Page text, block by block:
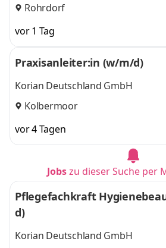
Rohrdorf
vor 1 Tag
Praxisanleiter:in (w/m/d)
Korian Deutschland GmbH
Kolbermoor
vor 4 Tagen
Jobszu dieser Suche per
Pflegefachkraft
d)
Korian Deutschland GmbH